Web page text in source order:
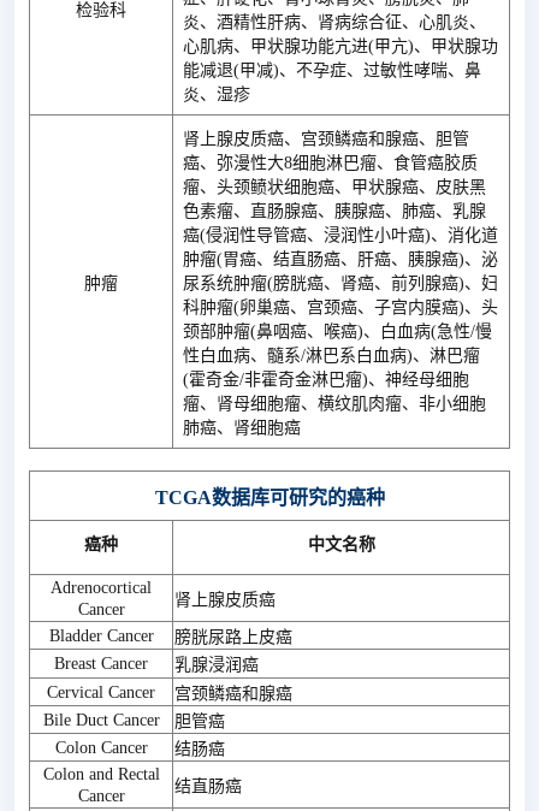
检验科
炎、酒精性肝病、肾病综合征、心肌炎、
心肌病、甲状腺功能亢进(甲亢)、甲状腺功
能减退(甲减)、不孕症、过敏性哮喘、鼻
炎、湿疹
肿瘤
肾上腺皮质癌、宫颈鳞癌和腺癌、胆管
癌、弥漫性大8细胞淋巴瘤、食管癌胶质
瘤、头颈鲼状细胞癌、甲状腺癌、皮肤黑
色素瘤、直肠腺癌、胰腺癌、肺癌、乳腺
癌(侵润性导管癌、浸润性小叶癌)、消化道
肿瘤(胃癌、结直肠癌、肝癌、胰腺癌)、泌
尿系统肿瘤(膀胱癌、肾癌、前列腺癌)、妇
科肿瘤(卵巢癌、宫颈癌、子宫内膜癌)、头
颈部肿瘤(鼻咽癌、喉癌)、白血病(急性/慢
性白血病、髓系/淋巴系白血病)、淋巴瘤
(霍奇金/非霍奇金淋巴瘤)、神经母细胞
瘤、肾母细胞瘤、横纹肌肉瘤、非小细胞
肺癌、肾细胞癌
TCGA数据库可研究的癌种
癌种 中文名称
Adrenocortical
Cancer
肾上腺皮质癌
Bladder Cancer
膀胱尿路上皮癌
Breast Cancer
乳腺浸润癌
Cervical Cancer
宫颈鳞癌和腺癌
Bile Duct Cancer
胆管癌
Colon Cancer
结肠癌
Colon and Rectal
Cancer
结直肠癌